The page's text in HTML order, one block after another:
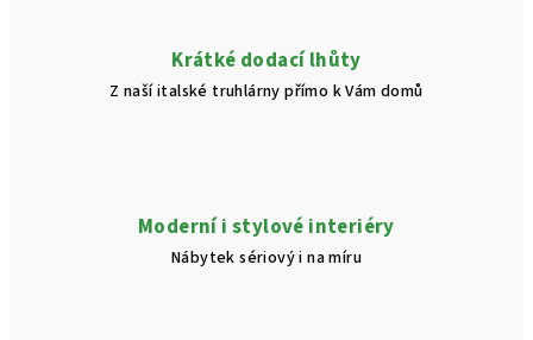
Krátké dodací lhůty
Z naší italské truhlárny přímo k Vám domů
Moderní i stylové interiéry
Nábytek sériový i na míru